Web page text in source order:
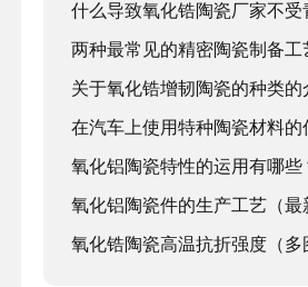
什么导致氧化锆陶瓷厂家不受
两种最常见的精密陶瓷制备工
关于氧化锆增韧陶瓷的种类的
在汽车上使用特种陶瓷材料的
氧化铝陶瓷特性的运用有哪些
氧化铝陶瓷件的生产工艺（最
氧化锆陶瓷高温抗折强度（多